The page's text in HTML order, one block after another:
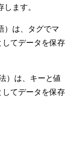
ます。
）は、タグでマ
てデータを保存
）は、キーと値
てデータを保存